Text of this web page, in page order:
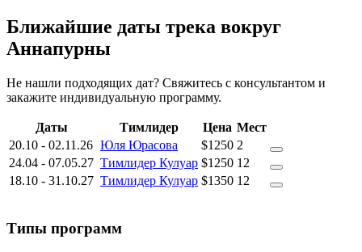
Ближайшие даты трека вокруг
Аннапурны
Не нашли подходящих дат? Свяжитесь с консультантом и
закажите индивидуальную программу.
Даты Тимлидер Цена Мест
20.10 - 02.11.26 Юля Юрасова $1250 2
24.04 - 07.05.27 Тимлидер Кулуар $1250 12
18.10 - 31.10.27 Тимлидер Кулуар $1350 12
Типы программ